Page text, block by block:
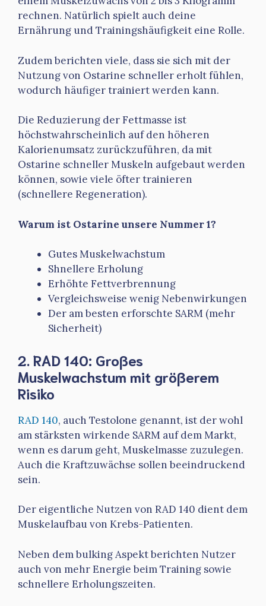
rechnen. Natürlich spielt auch deine
Ernährung und Trainingshäufigkeit eine Rolle.
Zudem berichten viele, dass sie sich mit der
Nutzung von Ostarine schneller erholt fühlen,
wodurch häufiger trainiert werden kann.
Die Reduzierung der Fettmasse ist
höchstwahrscheinlich auf den höheren
Kalorienumsatz zurückzuführen, da mit
Ostarine schneller Muskeln aufgebaut werden
können, sowie viele öfter trainieren
(schnellere Regeneration).
Warum ist Ostarine unsere Nummer 1?
Gutes Muskelwachstum
Shnellere Erholung
Erhöhte Fettverbrennung
Vergleichsweise wenig Nebenwirkungen
Der am besten erforschte SARM (mehr
Sicherheit)
2. RAD 140: Großes
Muskelwachstum mit größerem
Risiko
RAD 140, auch Testolone genannt, ist der wohl
am stärksten wirkende SARM auf dem Markt,
wenn es darum geht, Muskelmasse zuzulegen.
Auch die Kraftzuwächse sollen beeindruckend
sein.
Der eigentliche Nutzen von RAD 140 dient dem
Muskelaufbau von Krebs-Patienten.
Neben dem bulking Aspekt berichten Nutzer
auch von mehr Energie beim Training sowie
schnellere Erholungszeiten.